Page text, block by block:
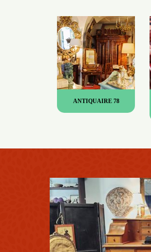
ANTIQUAIRE 78